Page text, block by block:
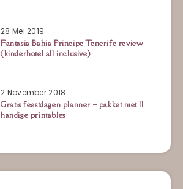
28 Mei 2019
Fantasia Bahia Principe Tenerife review
(kinderhotel all inclusive)
2 November 2018
Gratis feestdagen planner – pakket met 11
handige printables